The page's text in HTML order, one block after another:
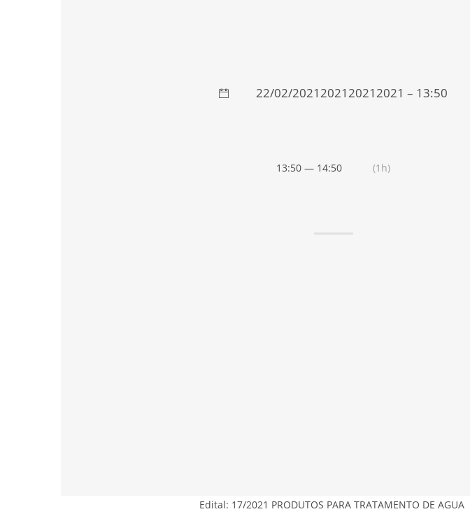
Edital: 17/2021 PRODUTOS PARA TRATAMENTO DE AGUA
22/02/2021202120212021 – 13:50
13:50 — 14:50 (1h)